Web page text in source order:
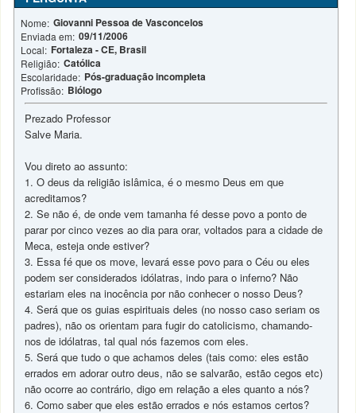
Nome: Giovanni Pessoa de Vasconcelos
Enviada em: 09/11/2006
Local: Fortaleza - CE, Brasil
Religião: Católica
Escolaridade: Pós-graduação incompleta
Profissão: Biólogo
Prezado Professor
Salve Maria.
Vou direto ao assunto:
1. O deus da religião islâmica, é o mesmo Deus em que
acreditamos?
2. Se não é, de onde vem tamanha fé desse povo a ponto de
parar por cinco vezes ao dia para orar, voltados para a cidade de
Meca, esteja onde estiver?
3. Essa fé que os move, levará esse povo para o Céu ou eles
podem ser considerados idólatras, indo para o inferno? Não
estariam eles na inocência por não conhecer o nosso Deus?
4. Será que os guias espirituais deles (no nosso caso seriam os
padres), não os orientam para fugir do catolicismo, chamando-
nos de idólatras, tal qual nós fazemos com eles.
5. Será que tudo o que achamos deles (tais como: eles estão
errados em adorar outro deus, não se salvarão, estão cegos etc)
não ocorre ao contrário, digo em relação a eles quanto a nós?
6. Como saber que eles estão errados e nós estamos certos?